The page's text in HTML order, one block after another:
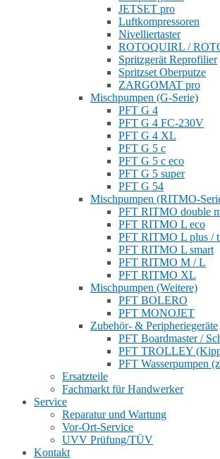
JETSET pro
Luftkompressoren
Nivelliertaster
ROTOQUIRL /
Spritzgerät Reprofilier
Spritzset Oberputze
ZARGOMAT pro
Mischpumpen (G-Serie)
PFT G 4
PFT G 4 FC-230V
PFT G 4 XL
PFT G 5 c
PFT G 5 c eco
PFT G 5 super
PFT G 54
Mischpumpen (RITMO-
PFT RITMO double
PFT RITMO L eco
PFT RITMO L plus /
PFT RITMO L smart
PFT RITMO M / L
PFT RITMO XL
Mischpumpen (Weitere)
PFT BOLERO
PFT MONOJET
Zubehör- & Peripheriegeräte
PFT Boardmaster /
PFT TROLLEY
PFT Wasserpumpen
Ersatzteile
Fachmarkt für Handwerker
Service
Reparatur und Wartung
Vor-Ort-Service
UVV Prüfung/TÜV
Kontakt